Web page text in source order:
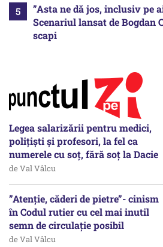
”Asta ne dă jos, inclusiv pe
Scenariul lansat de Bogdan
scapi
Legea salarizării pentru medici,
polițiști și profesori, la fel ca
numerele cu soț, fără soț la Dacie
de Val Vâlcu
”Atenție, căderi de pietre”- cinism
în Codul rutier cu cel mai inutil
semn de circulație posibil
de Val Vâlcu